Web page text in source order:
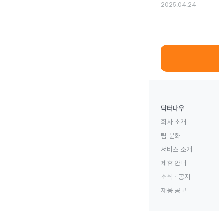
2025.04.24
닥터나우
회사 소개
팀 문화
서비스 소개
제휴 안내
소식 · 공지
채용 공고